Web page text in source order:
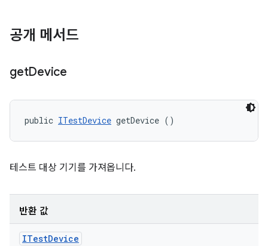
공개 메서드
getDevice
public ITestDevice getDevice ()
테스트 대상 기기를 가져옵니다.
반환 값
ITestDevice